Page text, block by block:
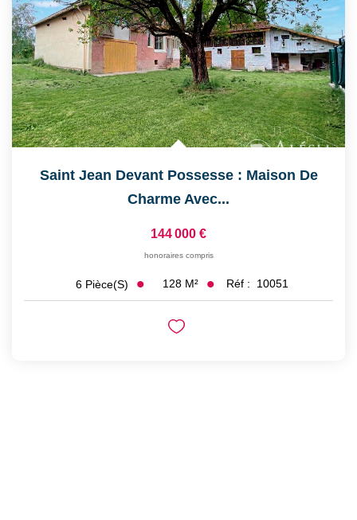
Saint Jean Devant Possesse : Maison De
Charme Avec...
144 000 €
honoraires compris
6 Pièce(s) 128 M² Réf : 10051